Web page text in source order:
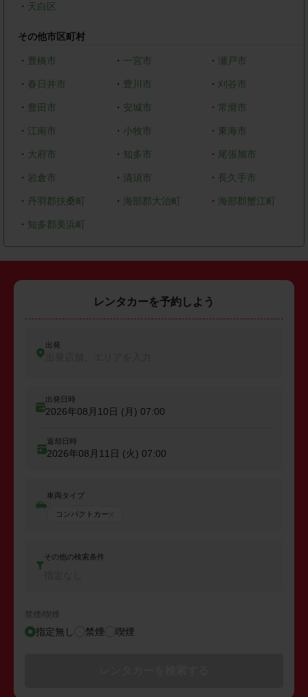
・ 天白区
その他市区町村
・ 豊橋市 ・ 一宮市 ・瀬戸市
・ 春日井市 ・ 豊川市 ・刈谷市
・ 豊田市 ・ 安城市 ・ 常滑市
・ 江南市 ・ 小牧市 ・ 東海市
・ 大府市 ・ 知多市 ・ 尾張旭市
・ 岩倉市 ・ 清須市 ・ 長久手市
・ 丹羽郡扶桑町 ・ 海部郡大治町 ・ 海部郡蟹江町
・ 知多郡美浜町
レンタカーを予約しよう
出発
出発日時
2026年08月10日 (月) 07:00
返却日時
2026年08月11日 (火) 07:00
車両タイプ
コンパクトカー
その他の検索条件
禁煙/喫煙
指定無し 禁煙 喫煙